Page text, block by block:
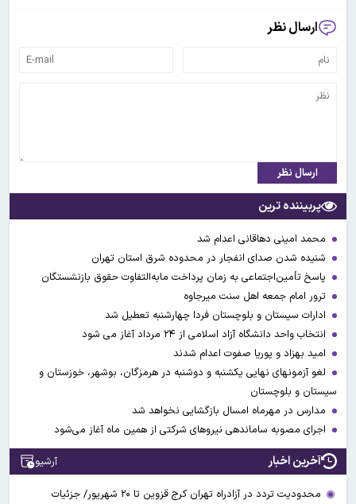
ارسال نظر
ارسال نظر
پربیننده ترین
محمد امینی دهاقانی اعدام شد
شنیده شدن صدای انفجار در محدوده شرق استان تهران
پاسخ تأمین‌اجتماعی به زمان پرداخت مابه‌التفاوت حقوق بازنشستگان
ترور امام جمعه اهل سنت میرجاوه
ادارات سیستان و بلوچستان فردا چهارشنبه تعطیل شد
انتخاب واحد دانشگاه آزاد اسلامی از ۲۴ مرداد آغاز می شود
امید بهزاد و پوریا صفوت اعدام شدند
لغو آزمونهای نهایی یکشنبه و دوشنبه در هرمزگان، بوشهر، خوزستان و
سیستان و بلوچستان
مدارس در مهرماه امسال بازگشایی نخواهد شد
اجرای مصوبه ساماندهی نیرو‌های شرکتی از همین ماه آغاز می‌شود
آخرین اخبار آرشیو
محدودیت تردد در آزادراه تهران کرج قزوین تا ۲۰ شهریور/ جزئیات